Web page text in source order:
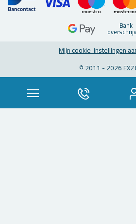
Bank
Mijn coo­kie-in­stel­lin­gen
© 2011 - 2026